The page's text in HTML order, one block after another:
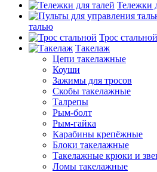
Тележки
талью
Трос стальной
Такелаж
Цепи такелажные
Коуши
Зажимы для тросов
Скобы такелажные
Талрепы
Рым-болт
Рым-гайка
Карабины крепёжные
Блоки такелажные
Такелажные крюки и
Ломы такелажные